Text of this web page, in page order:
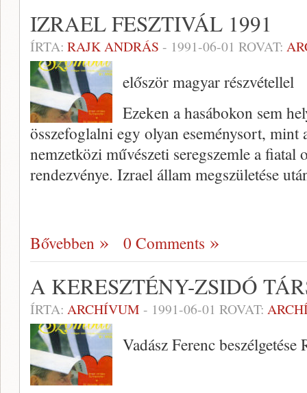
IZRAEL FESZTIVÁL 1991
ÍRTA: RAJK ANDRÁS - 1991-06-01 ROVAT:
először magyar részvétellel
Ezeken a hasábokon sem
összefoglalni egy olyan eseménysort, mint
nemzetközi művészeti seregszemle a fiatal
rendezvénye. Izrael állam megszületése
Bővebben 0 Comments
A KERESZTÉNY-ZSIDÓ
ÍRTA: ARCHÍVUM - 1991-06-01 ROVAT:
Vadász Ferenc